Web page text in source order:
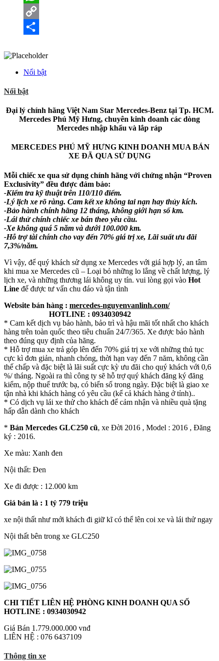
WhatsApp
Copy
Nổi bật
Nổi bật
Đại lý chính hãng Việt Nam Star Mercedes-Benz tại Tp. HCM.
Mercedes Phú Mỹ Hưng, chuyên kinh doanh các dòng
Mercedes nhập khẩu và lắp ráp
MERCEDES PHÚ MỸ HƯNG KINH DOANH MUA BÁN
XE ĐÃ QUA SỬ DỤNG
Mỗi chiếc xe qua sử dụng chính hãng với chứng nhận “Proven
Exclusivity” đều được đảm bảo:
-Kiểm tra kỹ thuật trên 110/110 điểm.
-Lý lịch xe rõ ràng. Cam kết xe không tai nạn hay thủy kích.
-Bảo hành chính hãng 12 tháng, không giới hạn số km.
-Lái thử chính chiếc xe bán theo yêu cầu.
-Xe không quá 5 năm và dưới 100.000 km.
-Hỗ trợ tài chính cho vay đến 70% giá trị xe, Lãi suất ưu đãi
7,3%/năm.
Vì vậy, để quý khách sử dụng xe Mercedes với giá hợp lý, an tâm
khi mua xe Mercedes cũ – Loại bỏ những lo lắng về chất lượng, lý
lịch xe, và những thương lái không uy tín. vui lòng gọi vào Hot
Line để được tư vấn chu đáo và tận tình
Website bán hàng : mercedes-nguyenvanlinh.com/
HOTLINE : 0934030942
* Cam kết dịch vụ bảo hành, bảo trì và hậu mãi tốt nhất cho khách
hàng trên toàn quốc theo tiêu chuẩn 24/7/365. Xe được bảo hành
theo đúng quy định của hãng.
* Hỗ trợ mua xe trả góp lên đến 70% giá trị xe với những thủ tục
cực kì đơn giản, nhanh chóng, thời hạn vay đến 7 năm, không cần
thế chấp và đặc biệt là lãi suất cực kỳ ưu đãi cho quý khách với 0,6
%/ tháng. Ngoài ra thì công ty sẽ hỗ trợ quý khách đăng ký đăng
kiểm, nộp thuế trước bạ, có biển số trong ngày. Đặc biệt là giao xe
tận nhà khi khách hàng có yêu cầu (kể cả khách hàng ở tỉnh)..
* Có dịch vụ lái xe thử cho khách để cảm nhận và nhiều quà tặng
hấp dẫn dành cho khách
* Bán Mercedes GLC250 cũ, xe Đời 2016 , Model : 2016 , Đăng
ký : 2016.
Xe màu: Xanh đen
Nội thất: Đen
Xe đi được : 12.000 km
Giá bán là : 1 tỷ 779 triệu
xe nội thất như mới khách đi giữ kĩ có thể lên coi xe và lái thử ngay
Nội thất bên trong xe GLC250
CHI TIẾT LIÊN HỆ PHÒNG KINH DOANH QUA SỐ
HOTLINE : 0934030942
Giá Bán 1.779.000.000 vnđ
LIÊN HỆ : 076 6437109
Thông tin xe